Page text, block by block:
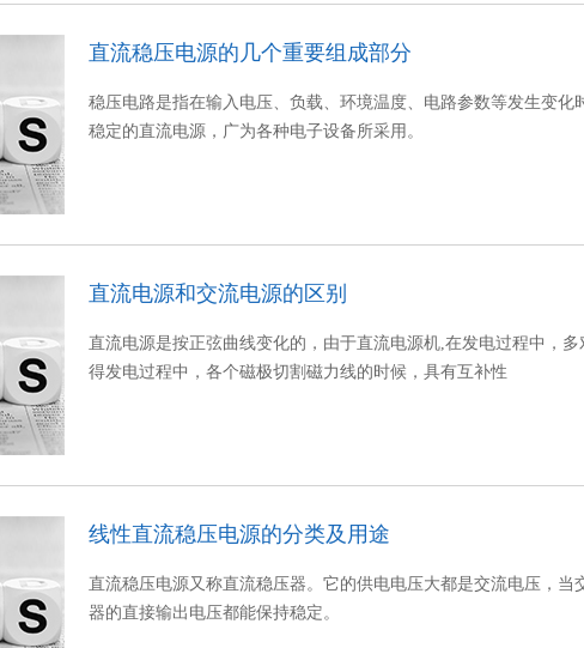
直流稳压电源的几个重要组成部分
稳压电路是指在输入电压、负载、环境温度、电路参数等发生变
稳定的直流电源，广为各种电子设备所采用。
直流电源和交流电源的区别
直流电源是按正弦曲线变化的，由于直流电源机,在发电过程中，
得发电过程中，各个磁极切割磁力线的时候，具有互补性
线性直流稳压电源的分类及用途
直流稳压电源又称直流稳压器。它的供电电压大都是交流电压，
器的直接输出电压都能保持稳定。